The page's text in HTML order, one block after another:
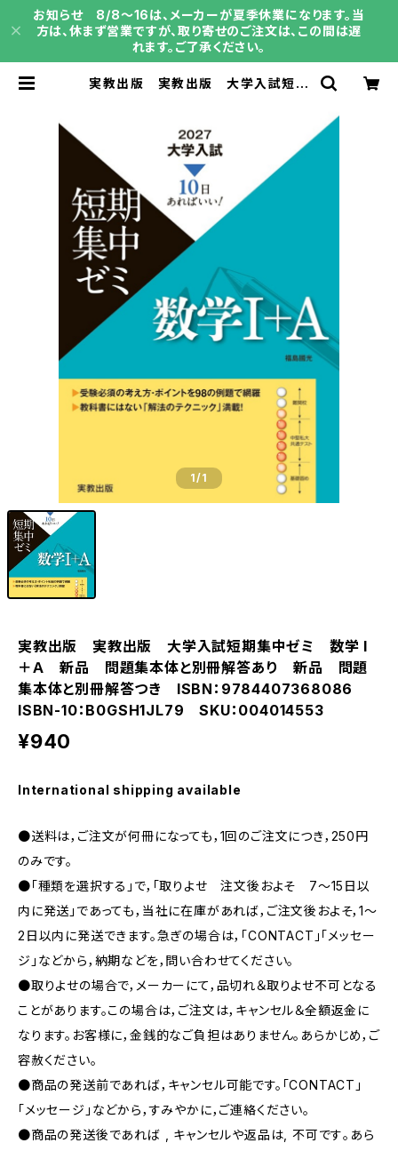
お知らせ 8/8～16は、メーカーが夏季休業になります。当
方は、休まず営業ですが、取り寄せのご注文は、この間は遅
れます。ご了承ください。
実教出版 実教出版 大学入試短期
集本体と別冊解答つき ISBN：978
4407368086 ISBN-10：B0GS
H1JL79 SKU：004014553 | 育
之書店（いくのしょてん）
1/1
実教出版 実教出版 大学入試短期集中ゼミ 数学 I
＋Ａ 新品 問題集本体と別冊解答あり 新品 問題
集本体と別冊解答つき ISBN：9784407368086
ISBN-10：B0GSH1JL79 SKU：004014553
¥940
International shipping available
●送料は，ご注文が何冊になっても，1回のご注文につき，250円
のみです。
●「種類を選択する」で，「取りよせ 注文後およそ 7〜15日以
内に発送」であっても，当社に在庫があれば，ご注文後およそ，1〜
2日以内に発送できます。急ぎの場合は，「CONTACT」「メッセー
ジ」などから，納期などを，問い合わせてください。
●取りよせの場合で，メーカーにて，品切れ＆取りよせ不可となる
ことがあります。この場合は，ご注文は，キャンセル＆全額返金に
なります。お客様に，金銭的なご負担はありません。あらかじめ，ご
容赦ください。
●商品の発送前であれば，キャンセル可能です。「CONTACT」
「メッセージ」などから，すみやかに，ご連絡ください。
●商品の発送後であれば , キャンセルや返品は, 不可です｡あら